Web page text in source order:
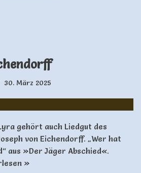
30. März 2025
gehört auch Liedgut des
von Eichendorff. „Wer hat
aus »Der Jäger Abschied«.
»